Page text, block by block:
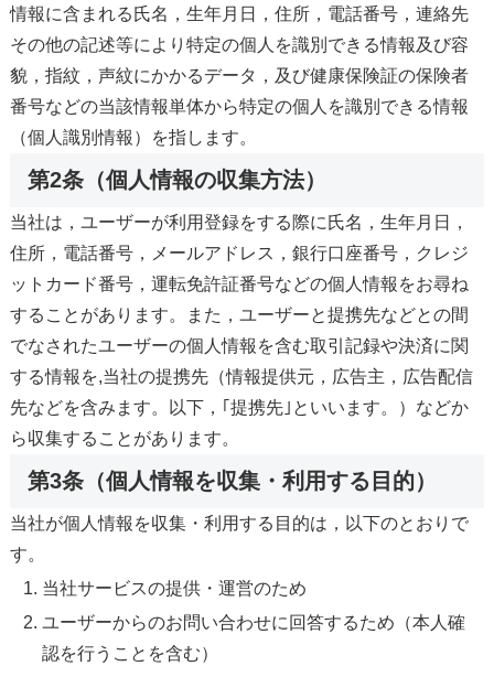
情報に含まれる氏名，生年月日，住所，電話番号，連絡先
その他の記述等により特定の個人を識別できる情報及び容
貌，指紋，声紋にかかるデータ，及び健康保険証の保険者
番号などの当該情報単体から特定の個人を識別できる情報
（個人識別情報）を指します。
第2条（個人情報の収集方法）
当社は，ユーザーが利用登録をする際に氏名，生年月日，
住所，電話番号，メールアドレス，銀行口座番号，クレジ
ットカード番号，運転免許証番号などの個人情報をお尋ね
することがあります。また，ユーザーと提携先などとの間
でなされたユーザーの個人情報を含む取引記録や決済に関
する情報を,当社の提携先（情報提供元，広告主，広告配信
先などを含みます。以下，｢提携先｣といいます。）などか
ら収集することがあります。
第3条（個人情報を収集・利用する目的）
当社が個人情報を収集・利用する目的は，以下のとおりで
す。
当社サービスの提供・運営のため
ユーザーからのお問い合わせに回答するため（本人確
認を行うことを含む）